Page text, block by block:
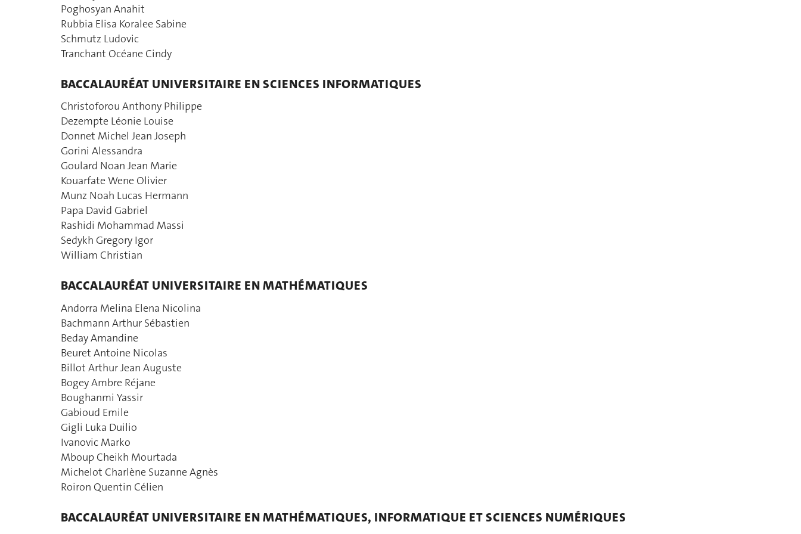
Poghosyan Anahit
Rubbia Elisa Koralee Sabine
Schmutz Ludovic
Tranchant Océane Cindy
BACCALAURÉAT UNIVERSITAIRE EN SCIENCES INFORMATIQUES
Christoforou Anthony Philippe
Dezempte Léonie Louise
Donnet Michel Jean Joseph
Gorini Alessandra
Goulard Noan Jean Marie
Kouarfate Wene Olivier
Munz Noah Lucas Hermann
Papa David Gabriel
Rashidi Mohammad Massi
Sedykh Gregory Igor
William Christian
BACCALAURÉAT UNIVERSITAIRE EN MATHÉMATIQUES
Andorra Melina Elena Nicolina
Bachmann Arthur Sébastien
Beday Amandine
Beuret Antoine Nicolas
Billot Arthur Jean Auguste
Bogey Ambre Réjane
Boughanmi Yassir
Gabioud Emile
Gigli Luka Duilio
Ivanovic Marko
Mboup Cheikh Mourtada
Michelot Charlène Suzanne Agnès
Roiron Quentin Célien
BACCALAURÉAT UNIVERSITAIRE EN MATHÉMATIQUES, INFORMATIQUE ET SCIENCES NUMÉRIQUES